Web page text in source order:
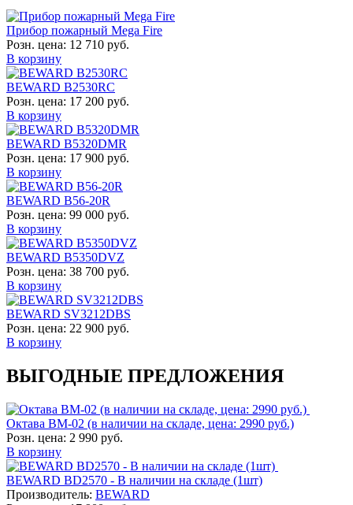
Прибор пожарный Mega Fire
Розн. цена: 12 710 руб.
В корзину
BEWARD B2530RC
Розн. цена: 17 200 руб.
В корзину
BEWARD B5320DMR
Розн. цена: 17 900 руб.
В корзину
BEWARD B56-20R
Розн. цена: 99 000 руб.
В корзину
BEWARD B5350DVZ
Розн. цена: 38 700 руб.
В корзину
BEWARD SV3212DBS
Розн. цена: 22 900 руб.
В корзину
ВЫГОДНЫЕ ПРЕДЛОЖЕНИЯ
Октава ВМ-02 (в наличии на складе, цена: 2990 руб.)
Розн. цена: 2 990 руб.
В корзину
BEWARD BD2570 - В наличии на складе (1шт)
Производитель: BEWARD